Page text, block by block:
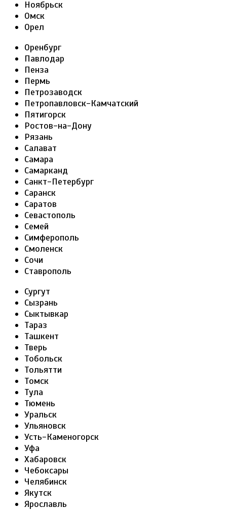
Ноябрьск
Омск
Орел
Оренбург
Павлодар
Пенза
Пермь
Петрозаводск
Петропавловск-Камчатский
Пятигорск
Ростов-на-Дону
Рязань
Салават
Самара
Самарканд
Санкт-Петербург
Саранск
Саратов
Севастополь
Семей
Симферополь
Смоленск
Сочи
Ставрополь
Сургут
Сызрань
Сыктывкар
Тараз
Ташкент
Тверь
Тобольск
Тольятти
Томск
Тула
Тюмень
Уральск
Ульяновск
Усть-Каменогорск
Уфа
Хабаровск
Чебоксары
Челябинск
Якутск
Ярославль